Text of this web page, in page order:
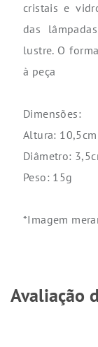
cristais e
das
lustre. O
à peça
Dimensões:
Altura: 10,5cm
Diâmetro:
Peso: 15g
*Imagem
Avaliação